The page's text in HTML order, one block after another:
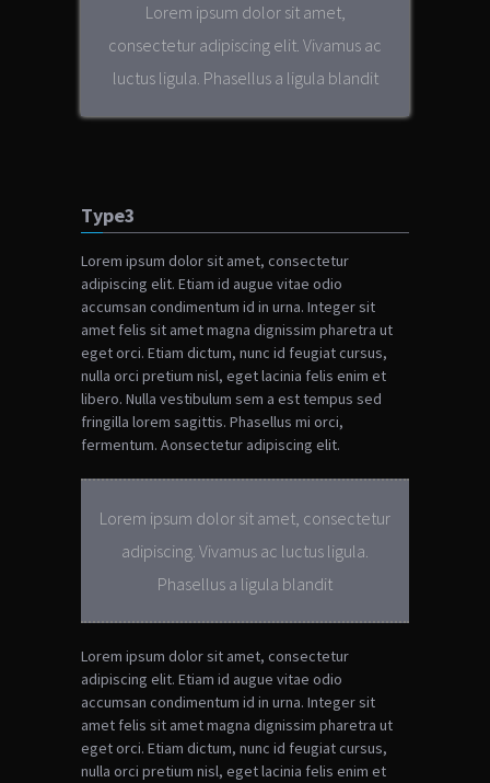
Lorem ipsum dolor sit amet,
consectetur adipiscing elit. Vivamus ac
luctus ligula. Phasellus a ligula blandit
Type3
Lorem ipsum dolor sit amet, consectetur
adipiscing elit. Etiam id augue vitae odio
accumsan condimentum id in urna. Integer sit
amet felis sit amet magna dignissim pharetra ut
eget orci. Etiam dictum, nunc id feugiat cursus,
nulla orci pretium nisl, eget lacinia felis enim et
libero. Nulla vestibulum sem a est tempus sed
fringilla lorem sagittis. Phasellus mi orci,
fermentum.
Lorem ipsum dolor sit amet, consectetur
adipiscing. Vivamus ac luctus ligula.
Phasellus a ligula blandit
Aonsectetur adipiscing elit.
Lorem ipsum dolor sit amet, consectetur
adipiscing elit. Etiam id augue vitae odio
accumsan condimentum id in urna. Integer sit
amet felis sit amet magna dignissim pharetra ut
eget orci. Etiam dictum, nunc id feugiat cursus,
nulla orci pretium nisl, eget lacinia felis enim et